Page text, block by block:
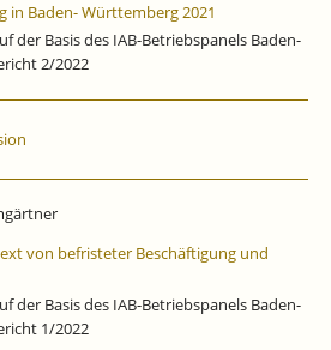
in Baden- Württemberg 2021
der Basis des IAB-Betriebspanels Baden-
2/2022
von befristeter Beschäftigung und
der Basis des IAB-Betriebspanels Baden-
1/2022